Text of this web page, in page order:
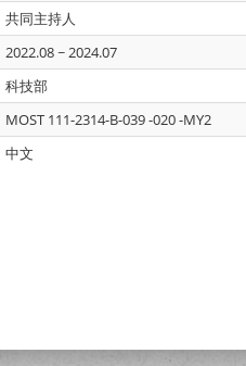
共同主持人
2022.08 ~ 2024.07
科技部
MOST 111-2314-B-039 -020 -MY2
中文